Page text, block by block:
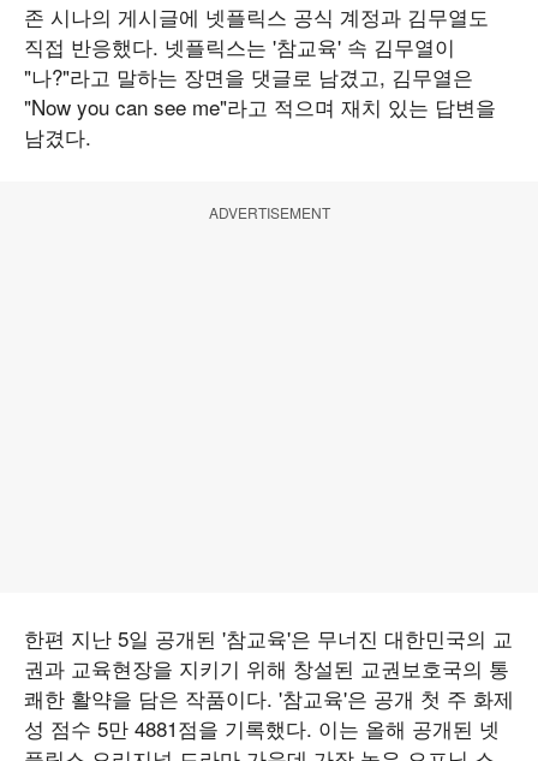
존 시나의 게시글에 넷플릭스 공식 계정과 김무열도
직접 반응했다. 넷플릭스는 '참교육' 속 김무열이
"나?"라고 말하는 장면을 댓글로 남겼고, 김무열은
"Now you can see me"라고 적으며 재치 있는 답변을
남겼다.
ADVERTISEMENT
한편 지난 5일 공개된 '참교육'은 무너진 대한민국의 교
권과 교육현장을 지키기 위해 창설된 교권보호국의 통
쾌한 활약을 담은 작품이다. '참교육'은 공개 첫 주 화제
성 점수 5만 4881점을 기록했다. 이는 올해 공개된 넷